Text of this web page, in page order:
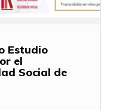
Estudio
el
Social de